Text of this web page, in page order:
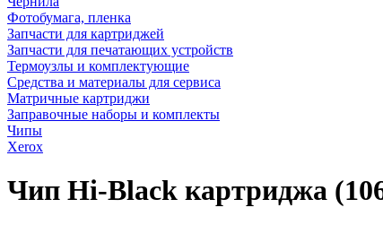
Фотобумага, пленка
Запчасти для картриджей
Запчасти для печатающих устройств
Термоузлы и комплектующие
Средства и материалы для сервиса
Матричные картриджи
Заправочные наборы и комплекты
Чипы
Xerox
Чип Hi-Black картриджа